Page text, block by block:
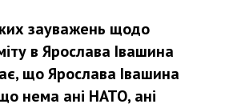
зауважень щодо
в Ярослава Івашина
що Ярослава Івашина
нема ані НАТО, ані